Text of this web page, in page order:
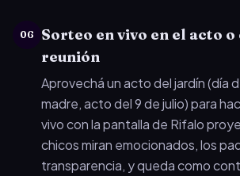
06
Sorteo en vivo en el acto o
reunión
Aprovechá un acto del jardín (día
madre, acto del 9 de julio) para
vivo con la pantalla de Rifalo
chicos miran emocionados, los
transparencia, y queda como